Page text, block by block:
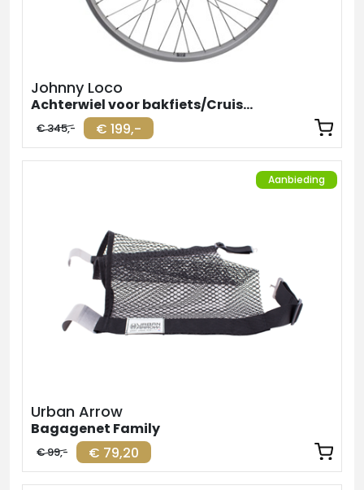
Johnny Loco
Achterwiel voor bakfiets/Cruiser Shimano Nexus 7
€ 199,-
€ 345,-
Aanbieding
Urban Arrow
Bagagenet Family
€ 79,20
€ 99,-